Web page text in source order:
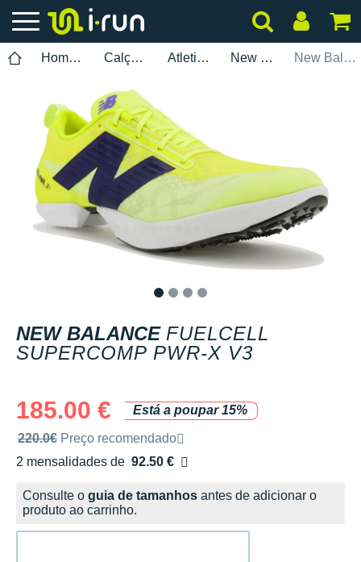
Homem Calçados Atletismo New Balance New Balance FuelCell SuperComp PWR-X V3
NEW BALANCE FUELCELL
SUPERCOMP PWR-X V3
185.00 €
Está a poupar 15%
Preço de venda recomendado pela marca
220.0€ Preço recomendado
2 mensalidades de 92.50 €
sem custos
Consulte o guia de tamanhos antes de adicionar o
produto ao carrinho.